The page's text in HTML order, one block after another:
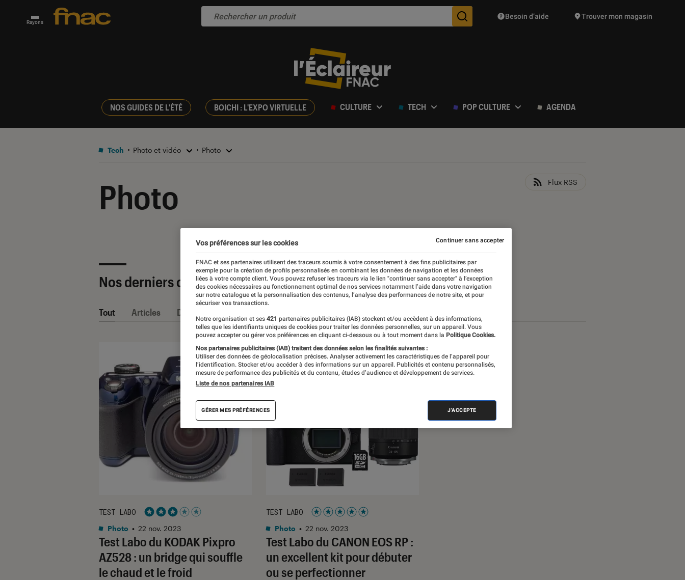
Rayons Des suggestions de produits vont vous être proposées
Besoin d’aide Trouver mon magasin
NOS GUIDES DE L'ÉTÉ BOICHI : L'EXPO VIRTUELLE CULTURE TECH POP CULTURE AGENDA
Tech Photo et vidéo Photo
Photo Flux RSS
Nos derniers contenus
Tout Articles Dossiers
Test Labo du KODAK Pixpro
AZ528 : un bridge qui souffle
le chaud et le froid
TEST LABO
Noté 3 étoiles sur 5
Photo • 22 nov. 2023
Test Labo du CANON EOS RP :
un excellent kit pour débuter
ou se perfectionner
TEST LABO
Noté 5 étoiles sur 5
Photo • 22 nov. 2023
Vos préférences sur les cookies
FNAC et ses partenaires utilisent des traceurs soumis à votre consentement à des fins publicitaires par
exemple pour la création de profils personnalisés en combinant les données de navigation et les données
liées à votre compte client. Vous pouvez refuser les traceurs via le lien "continuer sans accepter" à l’exception
des cookies nécessaires au fonctionnement optimal de nos services notamment l’aide dans votre navigation
sur notre catalogue et la personnalisation des contenus, l’analyse des performances de notre site, et pour
sécuriser vos transactions.
Notre organisation et ses 421 partenaires publicitaires (IAB) stockent et/ou accèdent à des informations,
telles que les identifiants uniques de cookies pour traiter les données personnelles, sur un appareil. Vous
pouvez accepter ou gérer vos préférences en cliquant ci-dessous ou à tout moment dans la Politique Cookies.
Nos partenaires publicitaires (IAB) traitent des données selon les finalités suivantes :
Utiliser des données de géolocalisation précises. Analyser activement les caractéristiques de l’appareil pour
l’identification. Stocker et/ou accéder à des informations sur un appareil. Publicités et contenu personnalisés,
mesure de performance des publicités et du contenu, études d’audience et développement de services.
Liste de nos partenaires IAB
GÉRER MES PRÉFÉRENCES J'ACCEPTE
Continuer sans accepter